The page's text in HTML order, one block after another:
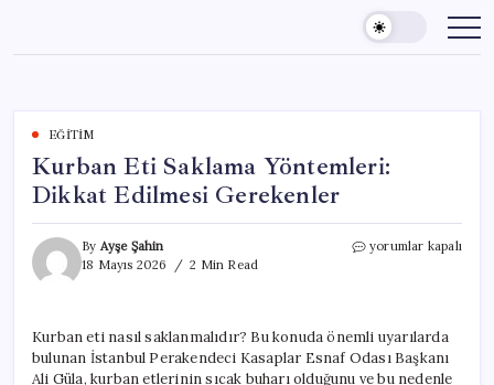
content
EĞITIM
Kurban Eti Saklama Yöntemleri:
Dikkat Edilmesi Gerekenler
By Ayşe Şahin
18 Mayıs 2026
2 Min Read
Kurban
Edilmesi
Gerekenler
için
yorumlar kapalı
Kurban eti nasıl saklanmalıdır? Bu konuda önemli uyarılarda
bulunan İstanbul Perakendeci Kasaplar Esnaf Odası Başkanı
Ali Güla, kurban etlerinin sıcak buharı olduğunu ve bu nedenle